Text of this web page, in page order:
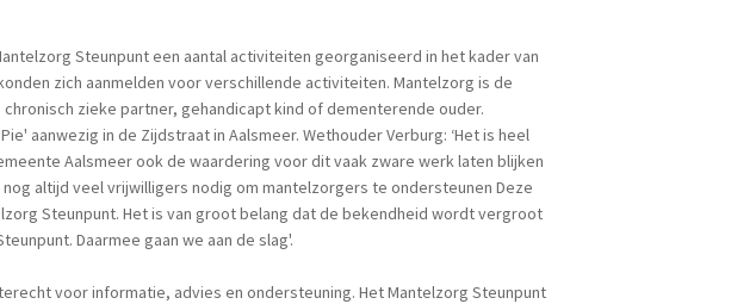
Steunpunt een aantal activiteiten georganiseerd in het kader van
zich aanmelden voor verschillende activiteiten. Mantelzorg is de
zieke partner, gehandicapt kind of dementerende ouder.
aanwezig in de Zijdstraat in Aalsmeer. Wethouder Verburg: ‘Het is heel
Aalsmeer ook de waardering voor dit vaak zware werk laten blijken
altijd veel vrijwilligers nodig om mantelzorgers te ondersteunen Deze
Steunpunt. Het is van groot belang dat de bekendheid wordt vergroot
Daarmee gaan we aan de slag'.
voor informatie, advies en ondersteuning. Het Mantelzorg Steunpunt